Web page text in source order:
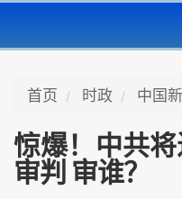
首页 时政 中国
惊爆！中共
审判 审谁？